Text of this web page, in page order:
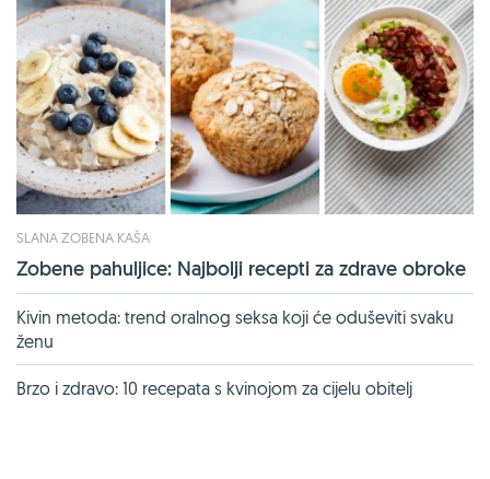
SLANA ZOBENA KAŠA
Zobene pahuljice: Najbolji recepti za zdrave obroke
Kivin metoda: trend oralnog seksa koji će oduševiti svaku
ženu
Brzo i zdravo: 10 recepata s kvinojom za cijelu obitelj